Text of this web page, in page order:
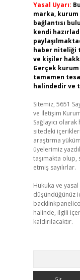
Yasal Uyarı:
marka,
bağlantısı
kendi
haber niteliği
ve kişiler
Gerçek
tamamen
halindedir ve
Sitemiz, 5651
ve İletişim
Sağlayıcı
sitedeki
araştırma
üyelerimiz
taşımakta
etmiş sayılırlar.
Hukuka ve
düşündüğünüz
halinde, ilgili
kaldırılacaktır.